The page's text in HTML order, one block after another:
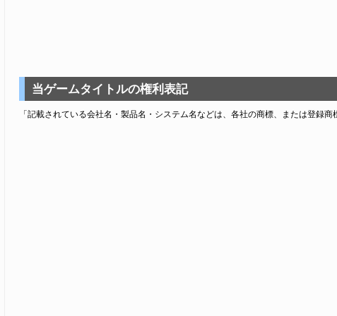
当ゲームタイトルの権利表記
「記載されている会社名・製品名・システム名などは、各社の商標、または登録商